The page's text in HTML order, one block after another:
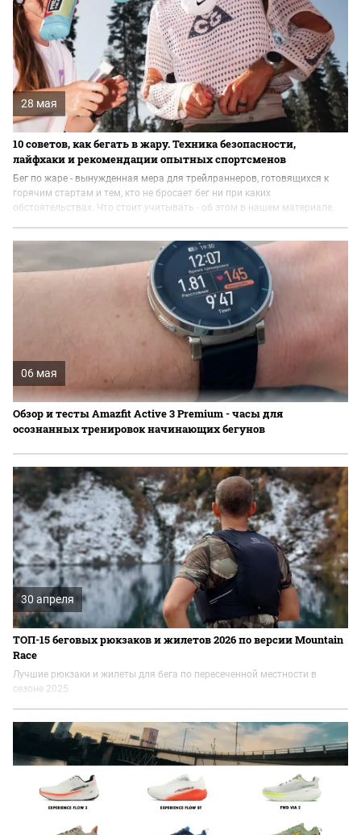
28 мая
10 советов, как бегать в жару. Техника безопасности,
лайфхаки и рекомендации опытных спортсменов
Бег по жаре - вынужденная мера для трейлраннеров, готовящихся к
горячим стартам и тем, кто не бросает бег ни при каких
обстоятельствах. Что стоит учитывать - об этом в нашем материале.
06 мая
Обзор и тесты Amazfit Active 3 Premium - часы для
осознанных тренировок начинающих бегунов
30 апреля
ТОП-15 беговых рюкзаков и жилетов 2026 по версии Mountain
Race
Лучшие рюкзаки и жилеты для бега по пересеченной местности в
сезоне 2025.